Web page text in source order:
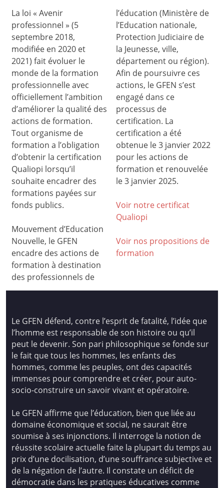
La loi « Avenir
professionnel » (5
septembre 2018,
modifiée en 2020 et
2021) fait évoluer le
monde de la formation
professionnelle avec
officiellement l’ambition
d’améliorer la qualité des
actions de formation.
Tout organisme de
formation a l’obligation
d’obtenir la certification
Qualiopi lorsqu’il
souhaite encadrer des
formations payées sur
fonds publics.
Mouvement d’Education
Nouvelle, le GFEN
encadre des actions de
formation à destination
des professionnels de
l’éducation (Ministère de
l’Education nationale,
Protection Judiciaire de
la Jeunesse, ville,
département ou région).
Afin de poursuivre ces
actions, le GFEN s’est
engagé dans ce
processus de
certification. La
certification a été
obtenue le 3 janvier 2022
pour les actions de
formation et renouvelée
le 3 janvier 2025.
Voir notre certificat
Qualiopi
Voir nos propositions de
formation
Le GFEN défend, contre l’esprit de fatalité, l’idée que
l’homme est responsable de son histoire ou qu’il
peut le devenir. Son pari philosophique se fonde sur
le fait que tous les hommes, les enfants des
hommes, comme les peuples, ont des capacités
immenses pour comprendre et créer, pour auto-
socio-construire un savoir vivant et opératoire.
Le GFEN affirme que l’éducation, bien que liée au
domaine économique et social, ne saurait être
soumise à ses injonctions. Il interroge la notion de
réussite scolaire actuelle faite la plupart du temps au
prix d’une docilisation, d’une souffrance subjective et
de la négation de l’autre. Il constate un déficit de
démocratie dans les pratiques éducatives comme